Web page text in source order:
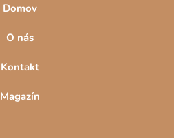
Domov
O nás
Kontakt
Magazín